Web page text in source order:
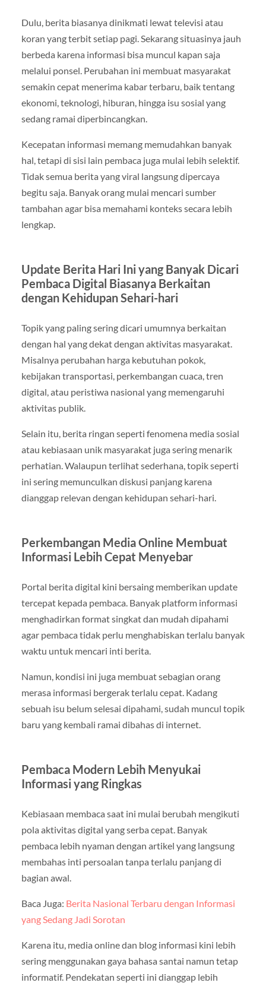
Dulu, berita biasanya dinikmati lewat televisi atau
koran yang terbit setiap pagi. Sekarang situasinya jauh
berbeda karena informasi bisa muncul kapan saja
melalui ponsel. Perubahan ini membuat masyarakat
semakin cepat menerima kabar terbaru, baik tentang
ekonomi, teknologi, hiburan, hingga isu sosial yang
sedang ramai diperbincangkan.
Kecepatan informasi memang memudahkan banyak
hal, tetapi di sisi lain pembaca juga mulai lebih selektif.
Tidak semua berita yang viral langsung dipercaya
begitu saja. Banyak orang mulai mencari sumber
tambahan agar bisa memahami konteks secara lebih
lengkap.
Update Berita Hari Ini yang Banyak Dicari
Pembaca Digital Biasanya Berkaitan
dengan Kehidupan Sehari-hari
Topik yang paling sering dicari umumnya berkaitan
dengan hal yang dekat dengan aktivitas masyarakat.
Misalnya perubahan harga kebutuhan pokok,
kebijakan transportasi, perkembangan cuaca, tren
digital, atau peristiwa nasional yang memengaruhi
aktivitas publik.
Selain itu, berita ringan seperti fenomena media sosial
atau kebiasaan unik masyarakat juga sering menarik
perhatian. Walaupun terlihat sederhana, topik seperti
ini sering memunculkan diskusi panjang karena
dianggap relevan dengan kehidupan sehari-hari.
Perkembangan Media Online Membuat
Informasi Lebih Cepat Menyebar
Portal berita digital kini bersaing memberikan update
tercepat kepada pembaca. Banyak platform informasi
menghadirkan format singkat dan mudah dipahami
agar pembaca tidak perlu menghabiskan terlalu banyak
waktu untuk mencari inti berita.
Namun, kondisi ini juga membuat sebagian orang
merasa informasi bergerak terlalu cepat. Kadang
sebuah isu belum selesai dipahami, sudah muncul topik
baru yang kembali ramai dibahas di internet.
Pembaca Modern Lebih Menyukai
Informasi yang Ringkas
Kebiasaan membaca saat ini mulai berubah mengikuti
pola aktivitas digital yang serba cepat. Banyak
pembaca lebih nyaman dengan artikel yang langsung
membahas inti persoalan tanpa terlalu panjang di
bagian awal.
Baca Juga: Berita Nasional Terbaru dengan Informasi
yang Sedang Jadi Sorotan
Karena itu, media online dan blog informasi kini lebih
sering menggunakan gaya bahasa santai namun tetap
informatif. Pendekatan seperti ini dianggap lebih